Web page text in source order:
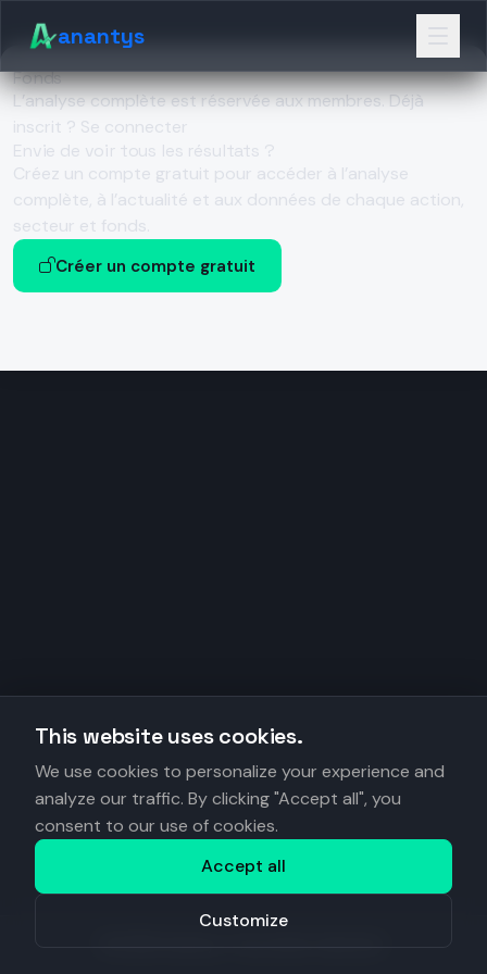
anantys
Fonds
L’analyse complète est réservée aux membres.Déjà
inscrit ? Se connecter
Envie de voir tous les résultats ?
Créez un compte gratuit pour accéder à l’analyse
complète, à l’actualité et aux données de chaque action,
secteur et fonds.
Créer un compte gratuit
This website uses cookies.
We use cookies to personalize your experience and
analyze our traffic. By clicking "Accept all", you
consent to our use of cookies.
Accept all
Customize